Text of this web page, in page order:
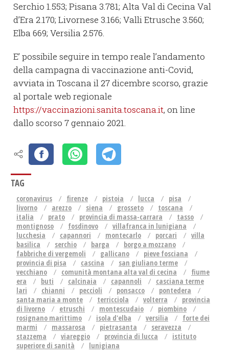
Serchio 1.553; Pisana 3.781; Alta Val di Cecina Val
d’Era 2.170; Livornese 3.166; Valli Etrusche 3.560;
Elba 669; Versilia 2.576.
E’ possibile seguire in tempo reale l’andamento
della campagna di vaccinazione anti-Covid,
avviata in Toscana il 27 dicembre scorso, grazie
al portale web regionale
https://vaccinazioni.sanita.toscana.it, on line
dallo scorso 7 gennaio 2021.
TAG
coronavirus firenze pistoia lucca
pisa
livorno
arezzo siena grosseto
toscana
italia
prato provincia di massa-carrara
tasso
montignoso
fosdinovo
villafranca in lunigiana
lucchesia
capannori montecarlo porcari
villa
basilica
serchio barga
borgo a mozzano
fabbriche di vergemoli
gallicano
pieve fosciana
provincia di pisa
cascina
san giuliano terme
vecchiano
comunità montana alta val di cecina
fiume
era
buti calcinaia capannoli
casciana terme
lari
chianni peccioli ponsacco
pontedera
santa maria a monte
terricciola volterra
provincia
di livorno
etruschi montescudaio
piombino
rosignano marittimo
isola d'elba versilia
forte dei
marmi
massarosa pietrasanta
seravezza
stazzema
viareggio provincia di lucca
istituto
superiore di sanità
lunigiana